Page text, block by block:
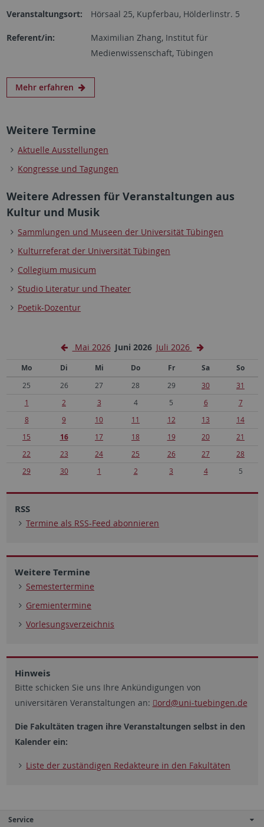
Veranstaltungsort: Hörsaal 25, Kupferbau, Hölderlinstr. 5
Referent/in:
Maximilian Zhang, Institut für
Medienwissenschaft, Tübingen
Mehr erfahren
Weitere Termine
Aktuelle Ausstellungen
Kongresse und Tagungen
Weitere Adressen für Veranstaltungen aus
Kultur und Musik
Sammlungen und Museen der Universität Tübingen
Kulturreferat der Universität Tübingen
Collegium musicum
Studio Literatur und Theater
Poetik-Dozentur
Mai 2026 Juni 2026 Juli 2026
Mo Di Mi Do Fr Sa
So
25
26 27 28 29 30
31
1
2 3 4 5 6
7
8
9 10 11 12 13
14
15
16 17 18 19 20
21
22
23 24 25 26 27
28
29
30 1 2 3 4 5
RSS
Termine als RSS-Feed abonnieren
Weitere Termine
Semestertermine
Gremientermine
Vorlesungsverzeichnis
Hinweis
Bitte schicken Sie uns Ihre Ankündigungen von
universitären Veranstaltungen an:
ord@uni-tuebingen.de
Die Fakultäten tragen ihre Veranstaltungen selbst in den
Kalender ein:
Liste der zuständigen Redakteure in den Fakultäten
Service